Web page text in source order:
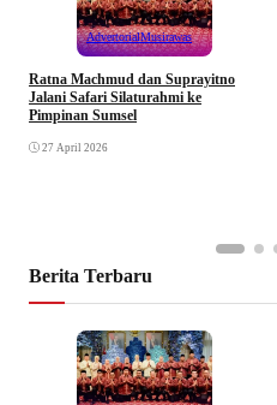
AdvertorialMusirawas
Ratna Machmud dan Suprayitno
Jalani Safari Silaturahmi ke
Pimpinan Sumsel
27 April 2026
Berita Terbaru